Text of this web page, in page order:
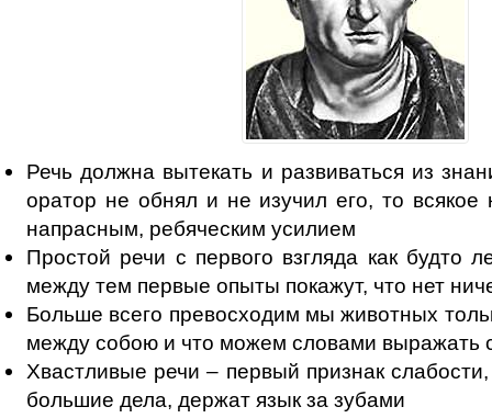
Речь должна вытекать и развиваться из
оратор не обнял и не изучил его, то всякое
напрасным, ребяческим усилием
Простой речи с первого взгляда как будто
между тем первые опыты покажут, что нет
Больше всего превосходим мы животных
между собою и что можем словами выражать
Хвастливые речи – первый признак
большие дела, держат язык за зубами